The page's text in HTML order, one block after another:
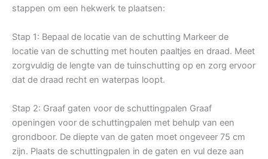
stappen om een hekwerk te plaatsen:
Stap 1: Bepaal de locatie van de schutting Markeer de
locatie van de schutting met houten paaltjes en draad. Meet
zorgvuldig de lengte van de tuinschutting op en zorg ervoor
dat de draad recht en waterpas loopt.
Stap 2: Graaf gaten voor de schuttingpalen Graaf
openingen voor de schuttingpalen met behulp van een
grondboor. De diepte van de gaten moet ongeveer 75 cm
zijn. Plaats de schuttingpalen in de gaten en vul deze aan